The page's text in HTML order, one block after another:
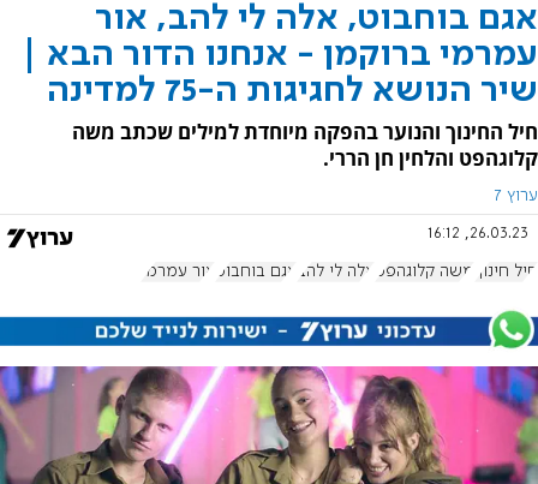
אגם בוחבוט, אלה לי להב, אור
עמרמי ברוקמן - אנחנו הדור הבא |
שיר הנושא לחגיגות ה-75 למדינה
חיל החינוך והנוער בהפקה מיוחדת למילים שכתב משה
קלוגהפט והלחין חן הררי.
ערוץ 7
26.03.23, 16:12
חיל חינוך משה קלוגהפט אלה לי להב אגם בוחבוט אור עמרמי